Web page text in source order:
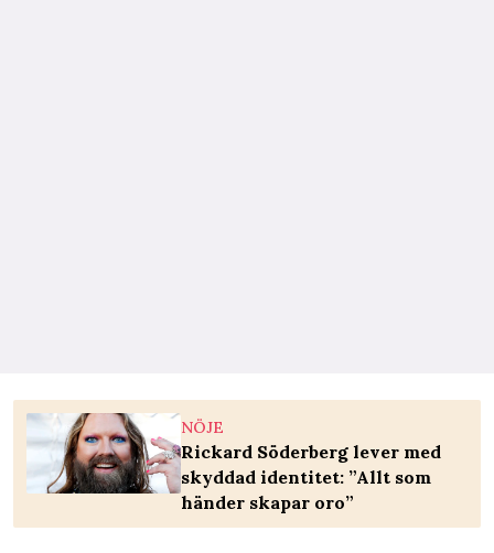
NÖJE
Rickard Söderberg lever med
skyddad identitet: ”Allt som
händer skapar oro”